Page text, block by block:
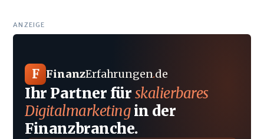
ANZEIGE
F FinanzErfahrungen.de
Ihr Partner fürskalierbares
Digitalmarketingin der
Finanzbranche.